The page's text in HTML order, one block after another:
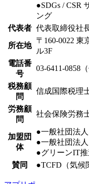
●SDGs / CSR
ング
代表者 代表取締役社
所在地
〒160-0022 東
ル3F
電話番
号
03-6411-0858（
税務顧
問
信成国際税理
労務顧
問
社会保険労務
加盟団
体
●一般社団法
●一般社団法
●グリーンIT
賛同
●TCFD（気候